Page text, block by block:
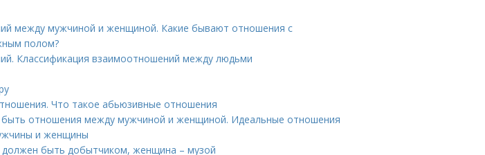
между мужчиной и женщиной. Какие бывают отношения с
полом?
Классификация взаимоотношений между людьми
Что такое абьюзивные отношения
отношения между мужчиной и женщиной. Идеальные отношения
и женщины
быть добытчиком, женщина – музой